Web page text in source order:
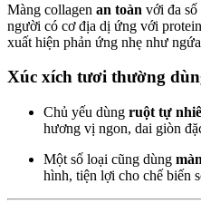
Màng collagen an toàn với đa
người có cơ địa dị ứng với
xuất hiện phản ứng nhẹ như
Xúc xích tươi thường
Chủ yếu dùng ruột tự
hương vị ngon, dai giòn
Một số loại cũng dùng
hình, tiện lợi cho chế biến